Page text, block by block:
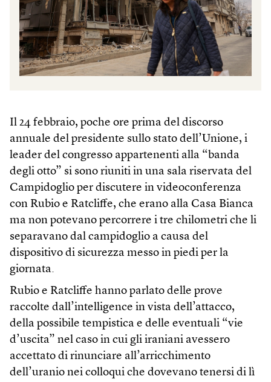
Il 24 febbraio, poche ore prima del discorso
annuale del presidente sullo stato dell’Unione, i
leader del congresso appartenenti alla “banda
degli otto” si sono riuniti in una sala riservata del
Campidoglio per discutere in videoconferenza
con Rubio e Ratcliffe, che erano alla Casa Bianca
ma non potevano percorrere i tre chilometri che li
separavano dal campidoglio a causa del
dispositivo di sicurezza messo in piedi per la
giornata.
Rubio e Ratcliffe hanno parlato delle prove
raccolte dall’intelligence in vista dell’attacco,
della possibile tempistica e delle eventuali “vie
d’uscita” nel caso in cui gli iraniani avessero
accettato di rinunciare all’arricchimento
dell’uranio nei colloqui che dovevano tenersi di lì